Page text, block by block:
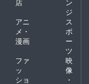
店
ン
ジ
アニ
メ・
漫画
ス
ポ
ー
ツ
ファ
ッ
ショ
映
像
・